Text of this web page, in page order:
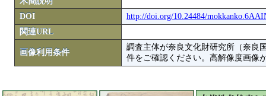
DOI
http://doi.org/10.24484/
関連URL
画像利用条件
調査主体が奈良文化財研究所（奈良
件をご確認ください。高解像度画像